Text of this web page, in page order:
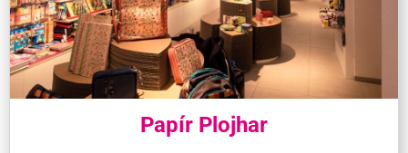
Papír Plojhar